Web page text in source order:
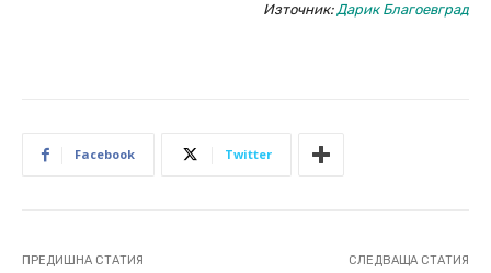
Източник:Дарик Благоевград
Facebook Twitter
ПРЕДИШНА СТАТИЯ СЛЕДВАЩА СТАТИЯ